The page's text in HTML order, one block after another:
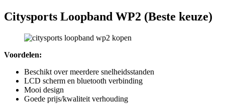
Citysports Loopband WP2 (Beste keuze)
Voordelen:
Beschikt over meerdere snelheidsstanden
LCD scherm en bluetooth verbinding
Mooi design
Goede prijs/kwaliteit verhouding